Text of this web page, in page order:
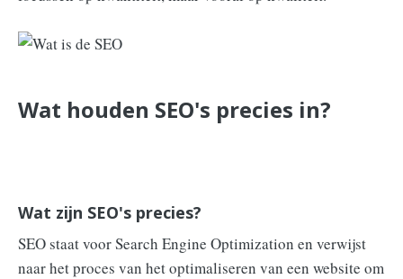
Wat houden SEO's precies in?
Wat zijn SEO's precies?
SEO staat voor Search Engine Optimization en verwijst
naar het proces van het optimaliseren van een website om